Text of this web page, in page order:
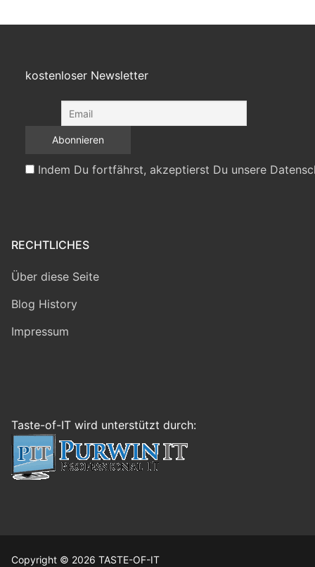
kostenloser Newsletter
Indem Du fortfährst, akzeptierst Du unsere
RECHTLICHES
Über diese Seite
Blog History
Impressum
Taste-of-IT wird unterstützt durch:
Copyright © 2026 TASTE-OF-IT